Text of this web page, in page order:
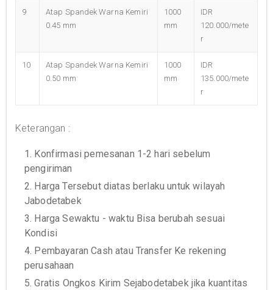
9
Atap Spandek Warna Kemiri
0.45 mm
1000
mm
IDR
120.000/mete
r
10
Atap Spandek Warna Kemiri
0.50 mm
1000
mm
IDR
135.000/mete
r
Keterangan :
1. Konfirmasi pemesanan 1-2 hari sebelum
pengiriman
2. Harga Tersebut diatas berlaku untuk wilayah
Jabodetabek
3. Harga Sewaktu - waktu Bisa berubah sesuai
Kondisi
4. Pembayaran Cash atau Transfer Ke rekening
perusahaan
5. Gratis Ongkos Kirim Sejabodetabek jika kuantitas